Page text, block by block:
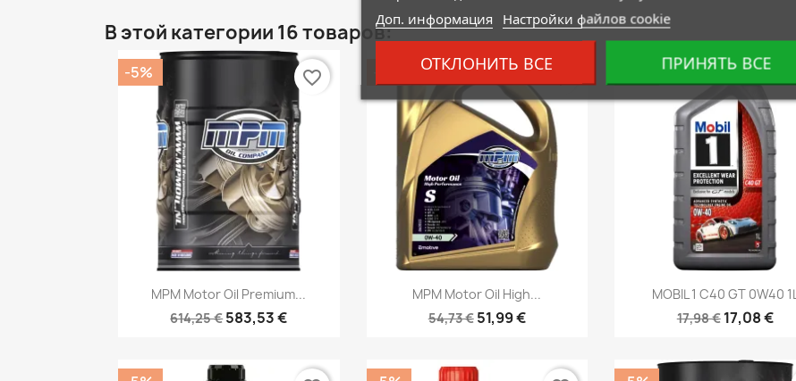
В этой категории 16 товаров:
Быстрый просмотр
MPM Motor Oil Premium...
614,25 €583,53 €
-5% favorite_border
Быстрый просмотр
MPM Motor Oil High...
54,73 € 51,99 €
Быстрый просмотр
MOBIL 1 C40 GT 0W40 1L
17,98 € 17,08 €
Доп. информация Настройки файлов cookie
ОТКЛОНИТЬ ВСЕ ПРИНЯТЬ ВСЕ